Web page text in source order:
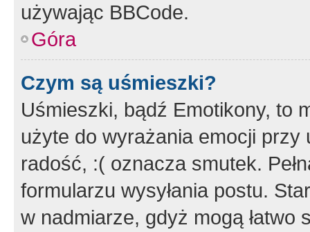
używając BBCode.
Góra
Czym są uśmieszki?
Uśmieszki, bądź Emotikony, to
użyte do wyrażania emocji
radość, :( oznacza smutek.
formularzu wysyłania postu.
w nadmiarze, gdyż mogą